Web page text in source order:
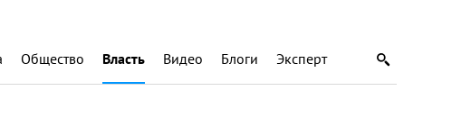
Общество Власть Видео Блоги Эксперт